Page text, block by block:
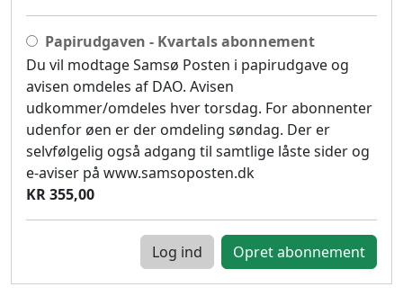
Papirudgaven - Kvartals abonnement
Du vil modtage Samsø Posten i papirudgave og
avisen omdeles af DAO. Avisen
udkommer/omdeles hver torsdag. For abonnenter
udenfor øen er der omdeling søndag. Der er
selvfølgelig også adgang til samtlige låste sider og
e-aviser på www.samsoposten.dk
KR 355,00
Log ind